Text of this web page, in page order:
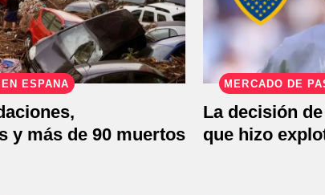
EN ESPAÑA
y más de 90 muertos
MERCADO DE
La decisión
que hizo